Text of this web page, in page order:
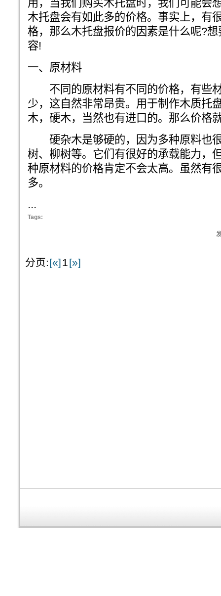
用，当我们购买木托盘时，我们可能会
木托盘会有如此多的价格。事实上，有
格，那么木托盘报价的因素是什么呢?
容!
一、原材料
不同的原材料有不同的价格，有些
少，这自然非常昂贵。用于制作木质托
木，硬木，当然也有进口的。那么价格
硬杂木是够硬的，因为多种原料也
树、柳树等。它们有很好的承载能力，
种原材料的价格肯定不会太高。虽然有
多。
...
Tags:
分页:[«]1[»]